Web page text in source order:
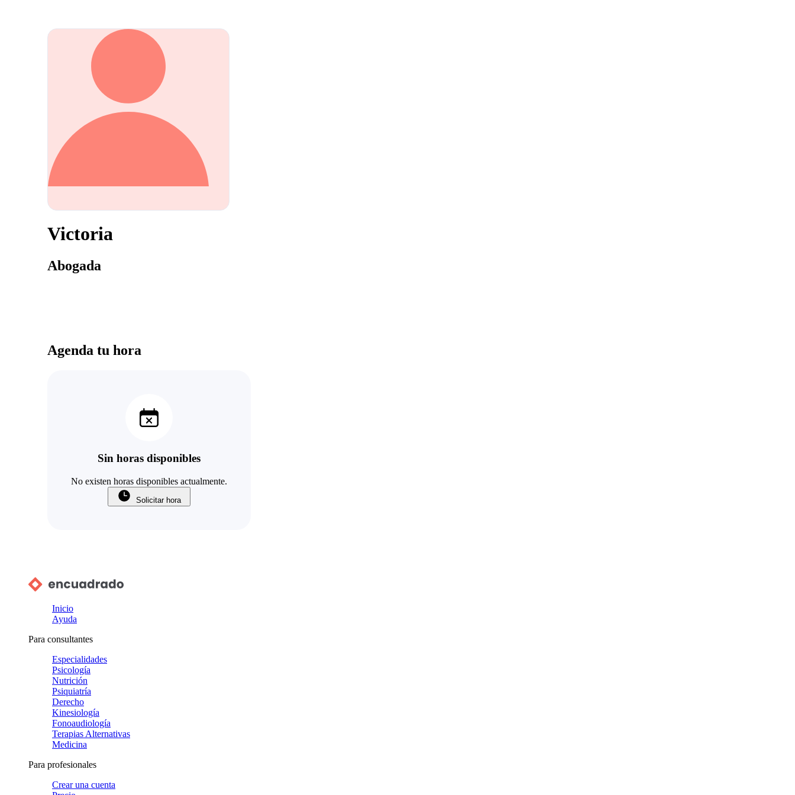
Victoria
Abogada
Agenda tu hora
Sin horas disponibles
No existen horas disponibles actualmente.
Solicitar hora
Inicio
Ayuda
Para consultantes
Especialidades
Psicología
Nutrición
Psiquiatría
Derecho
Kinesiología
Fonoaudiología
Terapias Alternativas
Medicina
Para profesionales
Crear una cuenta